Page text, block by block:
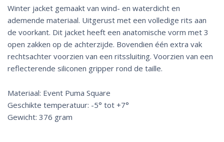
Winter jacket gemaakt van wind- en waterdicht en
ademende materiaal. Uitgerust met een volledige rits aan
de voorkant. Dit jacket heeft een anatomische vorm met 3
open zakken op de achterzijde. Bovendien één extra vak
rechtsachter voorzien van een ritssluiting. Voorzien van een
reflecterende siliconen gripper rond de taille.
Materiaal: Event Puma Square
Geschikte temperatuur: -5° tot +7°
Gewicht: 376 gram